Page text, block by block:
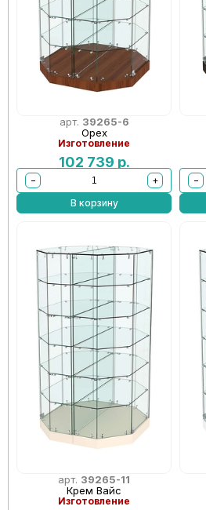
арт. 39265-6
Орех
Изготовление
102 739 р.
−
+
В корзину
−
арт. 39265-11
Крем Вайс
Изготовление